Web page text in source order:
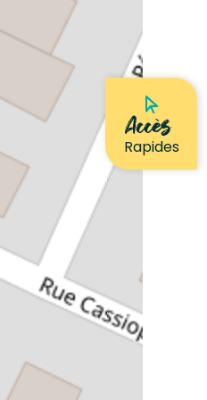
Accès
Rapides